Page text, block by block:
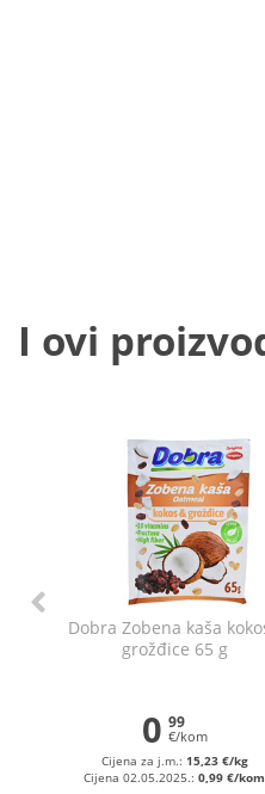
I ovi
Dobra Zobena kaša
grožđice 65 g
0 99
€/kom
Cijena za j.m.: 15,23 €/kg
Cijena 02.05.2025.:0,99 €/kom